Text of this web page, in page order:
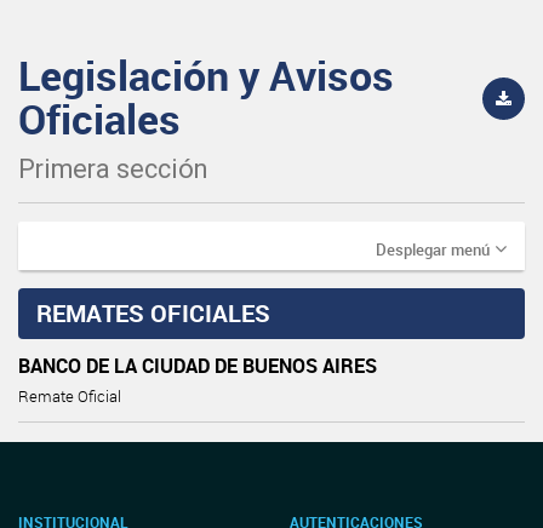
Legislación y Avisos
Oficiales
Primera sección
Desplegar menú
REMATES OFICIALES
BANCO DE LA CIUDAD DE BUENOS AIRES
Remate Oficial
INSTITUCIONAL AUTENTICACIONES